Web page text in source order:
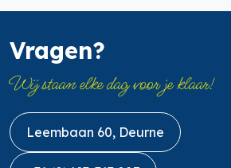
Vragen?
Wij staan elke dag voor je klaar!
Leembaan 60, Deurne